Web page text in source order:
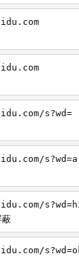
s?wd=
s?wd=a
蔽